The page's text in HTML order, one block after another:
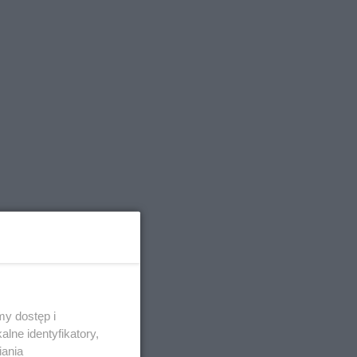
dostęp i
identyfikatory,